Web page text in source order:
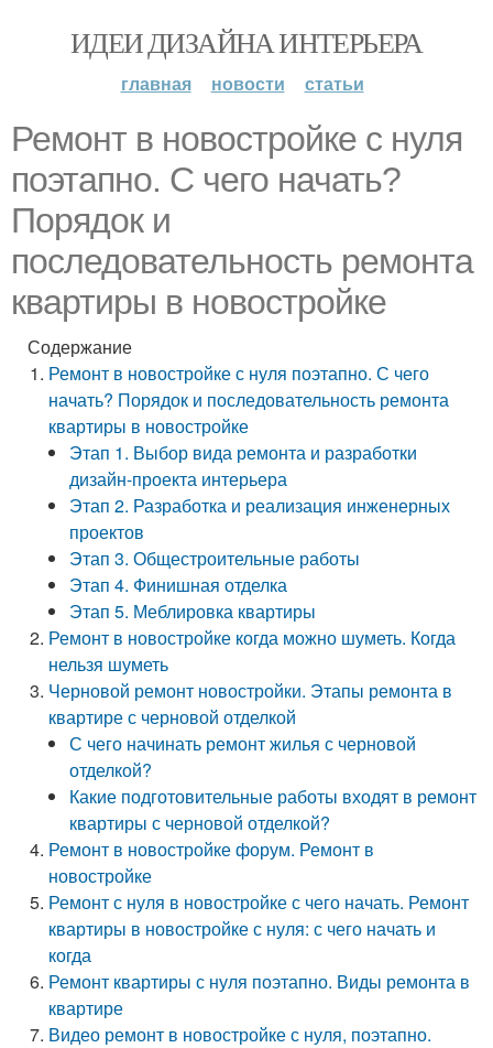
ИДЕИ ДИЗАЙНА ИНТЕРЬЕРА
главная новости статьи
Ремонт в новостройке с нуля
поэтапно. С чего начать?
Порядок и
последовательность ремонта
квартиры в новостройке
Содержание
Ремонт в новостройке с нуля поэтапно. С чего
начать? Порядок и последовательность ремонта
квартиры в новостройке
Этап 1. Выбор вида ремонта и разработки
дизайн-проекта интерьера
Этап 2. Разработка и реализация инженерных
проектов
Этап 3. Общестроительные работы
Этап 4. Финишная отделка
Этап 5. Меблировка квартиры
Ремонт в новостройке когда можно шуметь. Когда
нельзя шуметь
Черновой ремонт новостройки. Этапы ремонта в
квартире с черновой отделкой
С чего начинать ремонт жилья с черновой
отделкой?
Какие подготовительные работы входят в ремонт
квартиры с черновой отделкой?
Ремонт в новостройке форум. Ремонт в
новостройке
Ремонт с нуля в новостройке с чего начать. Ремонт
квартиры в новостройке с нуля: с чего начать и
когда
Ремонт квартиры с нуля поэтапно. Виды ремонта в
квартире
Видео ремонт в новостройке с нуля, поэтапно.